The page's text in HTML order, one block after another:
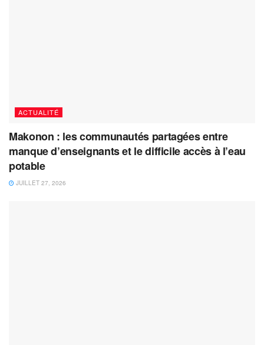
ACTUALITÉ
Makonon : les communautés partagées entre
manque d’enseignants et le difficile accès à l’eau
potable
JUILLET 27, 2026